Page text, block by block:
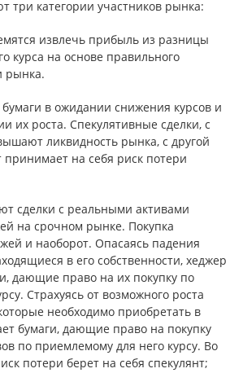
три категории участников рынка:
извлечь прибыль из разницы
курса на основе правильного
рынка.
в ожидании снижения курсов и
их роста. Спекулятивные сделки, с
ликвидность рынка, с другой
принимает на себя риск потери
сделки с реальными активами
на срочном рынке. Покупка
и наоборот. Опасаясь падения
в его собственности, хеджер
дающие право на их покупку по
Страхуясь от возможного роста
необходимо приобретать в
бумаги, дающие право на покупку
по приемлемому для него курсу. Во
потери берет на себя спекулянт;